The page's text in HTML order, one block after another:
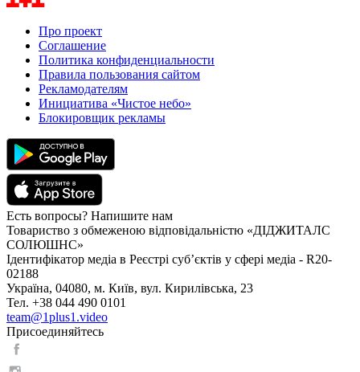
Про проект
Соглашение
Политика конфиденциальности
Правила пользования сайтом
Рекламодателям
Инициатива «Чистое небо»
Блокировщик рекламы
Есть вопросы? Напишите нам
Товариство з обмеженою відповідальністю «ДІДЖИТАЛС
СОЛЮШНС»
Ідентифікатор медіа в Реєстрі суб’єктів у сфері медіа - R20-
02188
Україна, 04080, м. Київ, вул. Кирилівська, 23
Тел. +38 044 490 0101
team@1plus1.video
Присоединяйтесь